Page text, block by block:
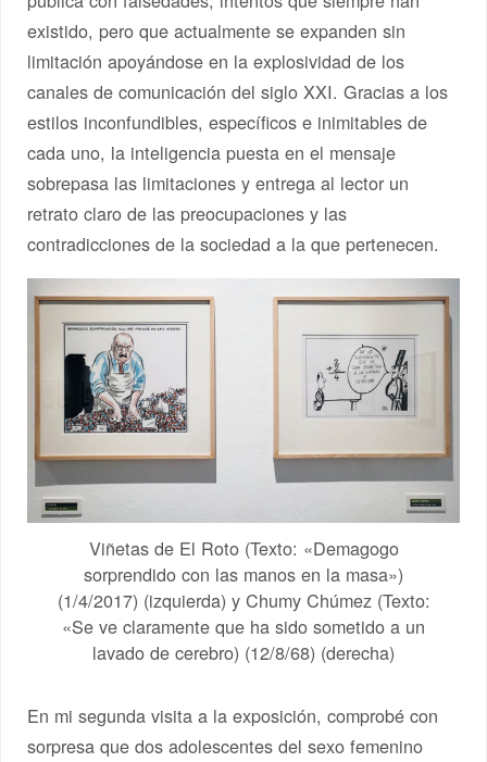
existido, pero que actualmente se expanden sin
limitación apoyándose en la explosividad de los
canales de comunicación del siglo XXI. Gracias a los
estilos inconfundibles, específicos e inimitables de
cada uno, la inteligencia puesta en el mensaje
sobrepasa las limitaciones y entrega al lector un
retrato claro de las preocupaciones y las
contradicciones de la sociedad a la que pertenecen.
Viñetas de El Roto (Texto: «Demagogo
sorprendido con las manos en la masa»)
(1/4/2017) (izquierda) y Chumy Chúmez (Texto:
«Se ve claramente que ha sido sometido a un
lavado de cerebro) (12/8/68) (derecha)
En mi segunda visita a la exposición, comprobé con
sorpresa que dos adolescentes del sexo femenino